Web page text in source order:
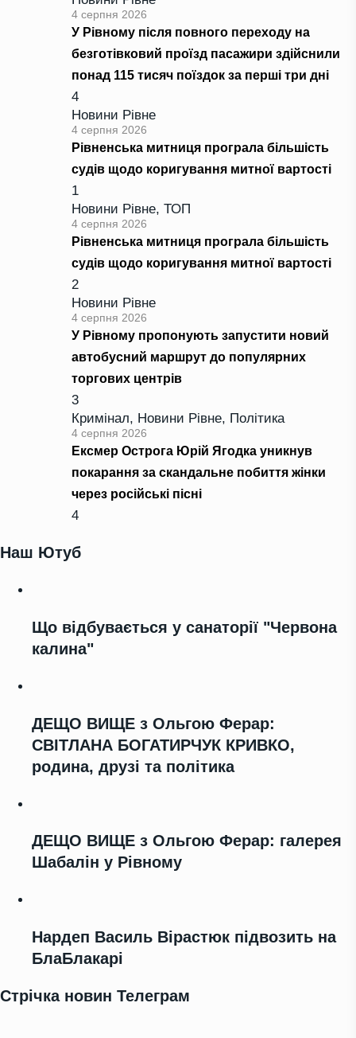
4 серпня 2026
У Рівному після повного переходу на
безготівковий проїзд пасажири здійснили
понад 115 тисяч поїздок за перші три дні
4
Новини Рівне
4 серпня 2026
Рівненська митниця програла більшість
судів щодо коригування митної вартості
1
Новини Рівне, ТОП
4 серпня 2026
Рівненська митниця програла більшість
судів щодо коригування митної вартості
2
Новини Рівне
4 серпня 2026
У Рівному пропонують запустити новий
автобусний маршрут до популярних
торгових центрів
3
Кримінал, Новини Рівне, Політика
4 серпня 2026
Ексмер Острога Юрій Ягодка уникнув
покарання за скандальне побиття жінки
через російські пісні
4
Наш Ютуб
Що відбувається у санаторії "Червона
калина"
ДЕЩО ВИЩЕ з Ольгою Ферар:
СВІТЛАНА БОГАТИРЧУК КРИВКО,
родина, друзі та політика
ДЕЩО ВИЩЕ з Ольгою Ферар: галерея
Шабалін у Рівному
Нардеп Василь Вірастюк підвозить на
БлаБлакарі
Стрічка новин Телеграм